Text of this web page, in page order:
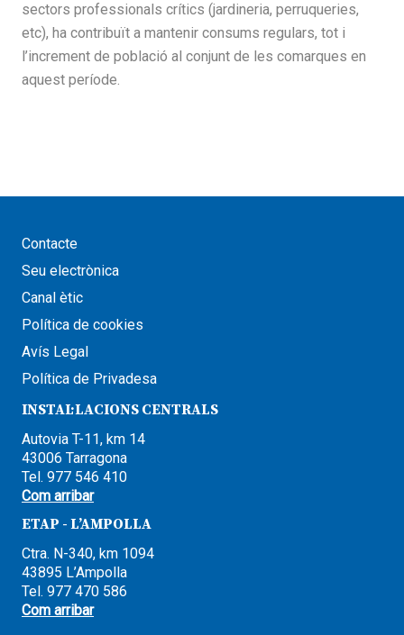
sectors professionals crítics (jardineria, perruqueries,
etc), ha contribuït a mantenir consums regulars, tot i
l’increment de població al conjunt de les comarques en
aquest període.
Contacte
Seu electrònica
Canal ètic
Política de cookies
Avís Legal
Política de Privadesa
INSTAL·LACIONS CENTRALS
Autovia T-11, km 14
43006 Tarragona
Tel. 977 546 410
Com arribar
ETAP - L’AMPOLLA
Ctra. N-340, km 1094
43895 L’Ampolla
Tel. 977 470 586
Com arribar